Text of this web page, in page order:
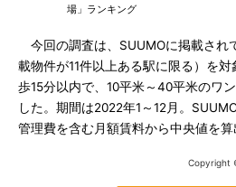
場」ランキング
今回の調査は、SUUMOに掲載され
載物件が11件以上ある駅に限る）を
歩15分以内で、10平米～40平米のワ
した。期間は2022年1～12月。
管理費を含む月額賃料から中央値を算
Copyright